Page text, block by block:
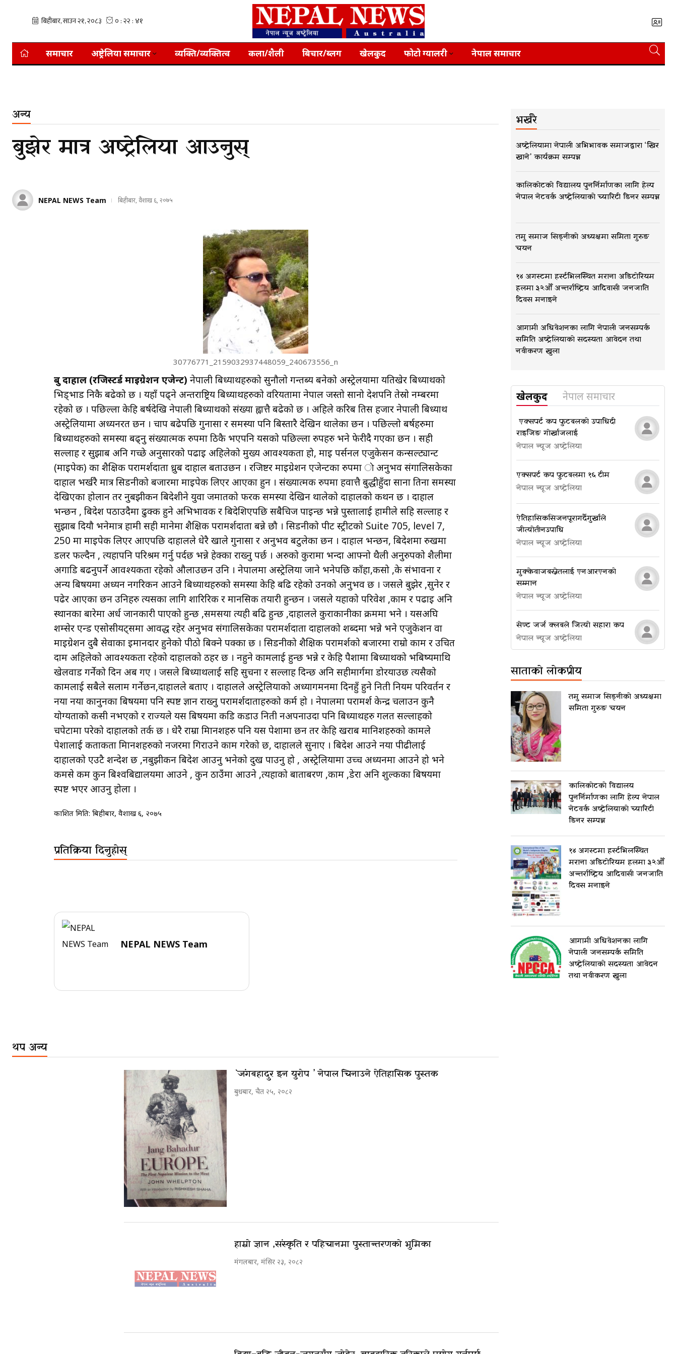
समाचार अष्ट्रेलिया समाचार व्यक्ति/व्यक्तित्व कला/शैली बिचार/ब्लग खेलकुद फोटो ग्यालरी नेपाल समाचार
अन्य
बुझेर मात्र अष्ट्रेलिया आउनुस्
NEPAL NEWS Team बिहीबार, वैशाख ६, २०७५
30776771_2159032937448059_240673556_n
ध्रुब दाहाल (रजिस्टर्ड माइग्रेशन एजेन्ट) नेपाली बिध्यार्थीहरुको सुनौलो गन्तब्य बनेको अस्ट्रेलयामा यतिखेर बिध्यार्थीको
भिड्भाड निकै बढेको छ । यहाँ पढ्ने अन्तराष्ट्रिय बिध्यार्थीहरुको वरियतामा नेपाल जस्तो सानो देशपनि तेस्रो नम्बरमा
रहेको छ । पछिल्ला केहि बर्षदेखि नेपाली बिध्यार्थीको संख्या ह्वात्तै बढेको छ । अहिले करिब तिस हजार नेपाली बिध्यार्थी
अस्ट्रेलियामा अध्यनरत छन । चाप बढेपछि गुनासा र समस्या पनि बिस्तारै देखिन थालेका छन । पछिल्लो बर्षहरुमा
बिध्यार्थीहरुको समस्या बढ्नु संख्यात्मक रुपमा ठिकै भएपनि यसको पछिल्ला रुपहरु भने फेरीदै गएका छन । सही
सल्लाह र सुझाब अनि गच्छे अनुसारको पढाइ अहिलेको मुख्य आवश्यकता हो, माइ पर्सनल एजुकेसन कन्सल्ट्यान्ट
(माइपेक) का शैक्षिक परामर्शदाता ध्रुब दाहाल बताउछन । रजिष्टर माइग्रेशन एजेन्टका रुपमा ाे अनुभव संगालिसकेका
दाहाल भर्खरै मात्र सिडनीको बजारमा माइपेक लिएर आएका हुन । संख्यात्मक रुपमा हवात्तै बुद्धीहुँदा साना तिना समस्या
देखिएका होलान तर नुबझीकन बिदेशीने युवा जमातको फरक समस्या देखिन थालेको दाहालको कथन छ । दाहाल
भन्छन , बिदेश पठाउदैमा ढुक्क हुने अभिभावक र बिदेशिएपछि सबैचिज पाइन्छ भन्ने पुस्तालाई हामीले सहि सल्लाह र
सुझाब दियौ भनेमात्र हामी सही मानेमा शैक्षिक परामर्शदाता बन्ने छौ । सिडनीको पीट स्ट्रीटकाे Suite 705, level 7,
250 मा माइपेक लिएर आएपछि दाहालले धेरै खाले गुनासा र अनुभव बटुलेका छन । दाहाल भन्छन, बिदेशमा रुखमा
डलर फल्दैन , त्यहापनि परिश्रम गर्नु पर्दछ भन्ने हेक्का राख्नु पर्छ । अरुको कुरामा भन्दा आफ्नो थैली अनुरुपको शैलीमा
अगाडि बढनुपर्ने आवश्यकता रहेको औलाउछन उनि । नेपालमा अस्ट्रेलिया जाने भनेपछि काँहा,कसो ,के संभावना र
अन्य बिषयमा अध्यन नगरिकन आउने बिध्यार्थीहरुको समस्या केहि बढि रहेको उनको अनुभव छ । जसले बुझेर ,सुनेर र
पढेर आएका छन उनिहरु त्यसका लागि शारिरिक र मानसिक तयारी हुन्छन । जसले यहाको परिवेश ,काम र पढाइ अनि
स्थानका बारेमा अर्ध जानकारी पाएको हुन्छ ,समसया त्यही बढि हुन्छ ,दाहालले कुराकानीका क्रममा भने । यसअघि
शम्सेर एन्ड एसोसीयट्समा आवद्ध रहेर अनुभव संगालिसकेका परामर्शदाता दाहालको शब्दमा भन्ने भने एजुकेशन वा
माइग्रेशन दुबै सेवाका इमानदार हुनेको पीठो बिक्ने पक्का छ । सिडनीको शैक्षिक परामर्शको बजारमा राम्रो काम र उचित
दाम अहिलेको आवश्यकता रहेको दाहालको ठहर छ । नहुने कामलाई हुन्छ भन्ने र केहि पैशामा बिध्यार्थीको भबिष्यमाथि
खेलवाड गर्नेको दिन अब गए । जसले बिध्यार्थीलाई सहि सुचना र सल्लाह दिन्छ अनि सहीमार्गमा डोरयाउछ त्यसैको
कामलाई सबैले सलाम गर्नेछन,दाहालले बताए । दाहालले अस्ट्रेलियाको अध्यागमनमा दिनहुँ हुने निती नियम परिवर्तन र
नया नया कानुनका बिषयमा पनि स्पष्ट ज्ञान राख्नु परामर्शदाताहरुको कर्म हो । नेपालमा परामर्श केन्द्र चलाउन कुनै
योग्यताको कसी नभएको र राज्यले यस बिषयमा कडि कडाउ निती नअपनाउदा पनि बिध्यार्थीहरु गलत सल्लाहको
चपेटामा परेको दाहालको तर्क छ । धेरै राम्रा मािनशहरु पनि यस पेशामा छन तर केहि खराब मानिशहरुको कामले
पेशालाई कताकता मािनशहरुको नजरमा गिराउने काम गरेको छ, दाहालले सुनाए । बिदेश आउने नया पीढीलाई
दाहालको एउटै शन्देश छ ,नबुझीकन बिदेश आउनु भनेको दुख पाउनु हो , अस्ट्रेलियामा उच्च अध्यनमा आउने हो भने
कमसे कम कुन बिश्वबिद्यालयमा आउने , कुन ठाउँंमा आउने ,त्यहाको बाताबरण ,काम ,डेरा अनि शुल्कका बिषयमा
स्पष्ट भएर आउनु होला ।
प्रकाशित मिति: बिहीबार, वैशाख ६, २०७५
प्रतिक्रिया दिनुहोस्
NEPAL NEWS Team
थप अन्य
`जंगबहादुर इन युरोप ’ नेपाल चिनाउने ऐतिहासिक पुस्तक
बुधबार, चैत २५, २०८२
हाम्रो ज्ञान ,संस्कृति र पहिचानमा पुस्तान्तरणको भुमिका
मंगलबार, मंसिर २३, २०८२
भर्खरै
अष्ट्रेलियामा नेपाली अभिभावक समाजद्वारा ‘खिर
खाने’ कार्यक्रम सम्पन्न
कालिकोटको विद्यालय पुनर्निर्माणका लागि हेल्प
नेपाल नेटवर्क अष्ट्रेलियाको च्यारिटी डिनर सम्पन्न
तमु समाज सिड्नीको अध्यक्षमा समिता गुरुङ
चयन
१४ अगस्टमा हर्स्टभिलस्थित मराना अडिटोरियम
हलमा ३२औँ अन्तर्राष्ट्रिय आदिवासी जनजाति
दिवस मनाइने
आगामी अधिवेशनका लागि नेपाली जनसम्पर्क
समिति अष्ट्रेलियाको सदस्यता आवेदन तथा
नवीकरण खुला
खेलकुद नेपाल समाचार
​​​​​​​ एक्सपर्ट कप फुटबलको उपाधि दी
राइजिङ गोर्खाजलाई
नेपाल न्यूज अष्ट्रेलिया
एक्सपर्ट कप फुटबलमा १६ टीम
नेपाल न्यूज अष्ट्रेलिया
ऐतिहासिक सिजन पूरा गर्दै गुर्खाले
जीत्यो तीन उपाधि
नेपाल न्यूज अष्ट्रेलिया
मुक्केवाज बस्नेतलाई एनआरएनको
सम्मान
नेपाल न्यूज अष्ट्रेलिया
सेण्ट जर्ज क्लबले जित्यो सहारा कप
नेपाल न्यूज अष्ट्रेलिया
साताको लोकप्रीय
तमु समाज सिड्नीको अध्यक्षमा
समिता गुरुङ चयन
कालिकोटको विद्यालय
पुनर्निर्माणका लागि हेल्प नेपाल
नेटवर्क अष्ट्रेलियाको च्यारिटी
डिनर सम्पन्न
१४ अगस्टमा हर्स्टभिलस्थित
मराना अडिटोरियम हलमा ३२औँ
अन्तर्राष्ट्रिय आदिवासी जनजाति
दिवस मनाइने
आगामी अधिवेशनका लागि
नेपाली जनसम्पर्क समिति
अष्ट्रेलियाको सदस्यता आवेदन
तथा नवीकरण खुला